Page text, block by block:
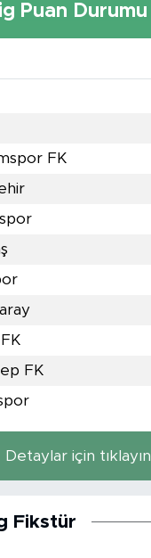
Puan Durumu
FK
FK
Detaylar için tıklayın
Fikstür